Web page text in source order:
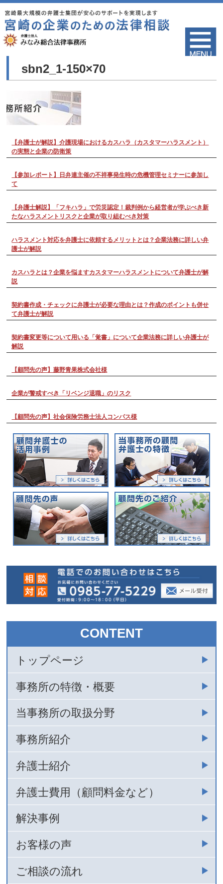
sbn2_1-150×70
【弁護士が解説】介護現場におけるカスハラ（カスタマーハラスメント）
の実態と企業の防衛策
【参加レポート】日弁連主催の不祥事発生時の危機管理セミナーに参加し
て
【弁護士解説】「フキハラ」で労災認定！裁判例から経営者が学ぶべき新
たなハラスメントリスクと企業が取り組むべき対策
ハラスメント対応を弁護士に依頼するメリットとは？企業法務に詳しい弁
護士が解説
カスハラとは？企業を悩ますカスタマーハラスメントについて弁護士が解
説
契約書作成・チェックに弁護士が必要な理由とは？作成のポイントも併せ
て弁護士が解説
契約書変更等について用いる「覚書」について企業法務に詳しい弁護士が
解説
【顧問先の声】藤野青果株式会社様
企業が警戒すべき「リベンジ退職」のリスク
【顧問先の声】社会保険労務士法人コンパス様
CONTENT
トップページ
事務所の特徴・概要
当事務所の取扱分野
事務所紹介
弁護士紹介
弁護士費用（顧問料金など）
解決事例
お客様の声
ご相談の流れ